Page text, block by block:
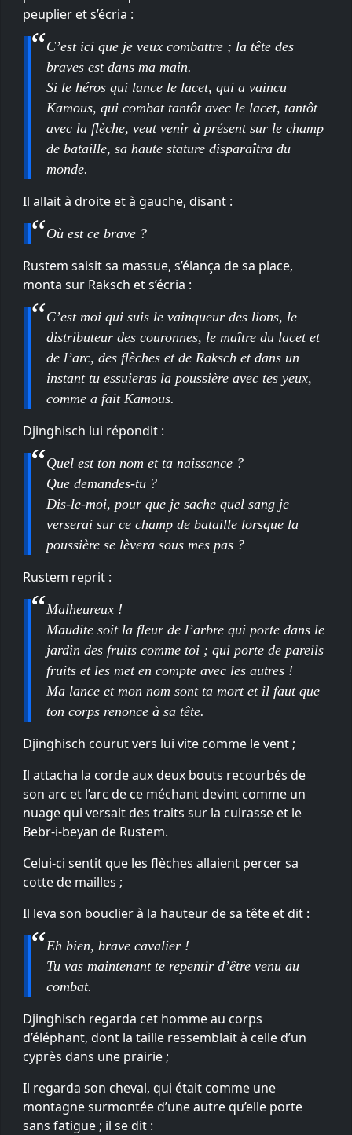
peuplier et s’écria :
C’est ici que je veux combattre ; la tête des
braves est dans ma main.
Si le héros qui lance le lacet, qui a vaincu
Kamous, qui combat tantôt avec le lacet, tantôt
avec la flèche, veut venir à présent sur le champ
de bataille, sa haute stature disparaîtra du
monde.
Il allait à droite et à gauche, disant :
Où est ce brave ?
Rustem saisit sa massue, s’élança de sa place,
monta sur Raksch et s’écria :
C’est moi qui suis le vainqueur des lions, le
distributeur des couronnes, le maître du lacet et
de l’arc, des flèches et de Raksch et dans un
instant tu essuieras la poussière avec tes yeux,
comme a fait Kamous.
Djinghisch lui répondit :
Quel est ton nom et ta naissance ?
Que demandes-tu ?
Dis-le-moi, pour que je sache quel sang je
verserai sur ce champ de bataille lorsque la
poussière se lèvera sous mes pas ?
Rustem reprit :
Malheureux !
Maudite soit la fleur de l’arbre qui porte dans le
jardin des fruits comme toi ; qui porte de pareils
fruits et les met en compte avec les autres !
Ma lance et mon nom sont ta mort et il faut que
ton corps renonce à sa tête.
Djinghisch courut vers lui vite comme le vent ;
Il attacha la corde aux deux bouts recourbés de
son arc et l’arc de ce méchant devint comme un
nuage qui versait des traits sur la cuirasse et le
Bebr-i-beyan de Rustem.
Celui-ci sentit que les flèches allaient percer sa
cotte de mailles ;
Il leva son bouclier à la hauteur de sa tête et dit :
Eh bien, brave cavalier !
Tu vas maintenant te repentir d’être venu au
combat.
Djinghisch regarda cet homme au corps
d’éléphant, dont la taille ressemblait à celle d’un
cyprès dans une prairie ;
Il regarda son cheval, qui était comme une
montagne surmontée d’une autre qu’elle porte
sans fatigue ; il se dit :